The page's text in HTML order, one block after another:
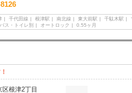
千代田線 根津駅 南北線 東大前駅 千駄木駅
バス・トイレ別 オートロック 0.55ヶ月
根津2丁目